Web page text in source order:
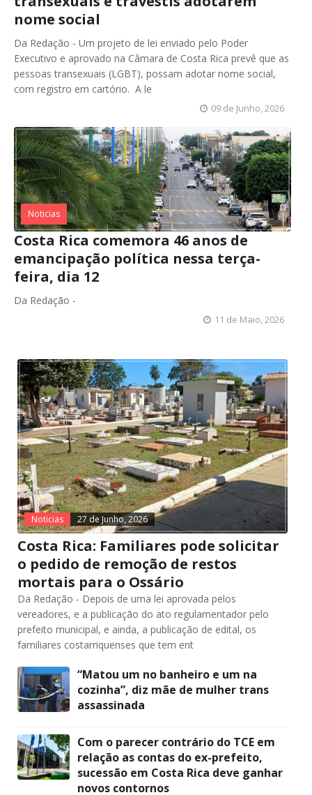
nome social
Da Redação - Um projeto de lei enviado pelo Poder
Executivo e aprovado na Câmara de Costa Rica prevê que as
pessoas transexuais (LGBT), possam adotar nome social,
com registro em cartório. A le
09 de Junho, 2026
Noticias
Costa Rica comemora 46 anos de
emancipação política nessa terça-
feira, dia 12
Da Redação -
11 de Maio, 2026
Noticias 27 de Junho, 2026
Costa Rica: Familiares pode solicitar
o pedido de remoção de restos
mortais para o Ossário
Da Redação - Depois de uma lei aprovada pelos
vereadores, e a publicação do ato regulamentador pelo
prefeito municipal, e ainda, a publicação de edital, os
familiares costarriquenses que tem ent
“Matou um no banheiro e um na
cozinha”, diz mãe de mulher trans
assassinada
Com o parecer contrário do TCE em
relação as contas do ex-prefeito,
sucessão em Costa Rica deve ganhar
novos contornos